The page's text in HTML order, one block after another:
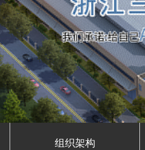
组织架构